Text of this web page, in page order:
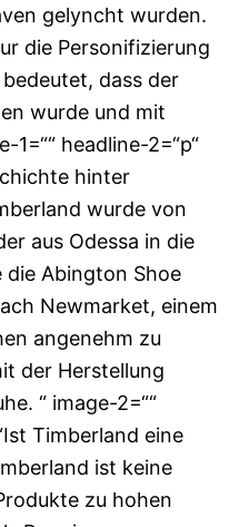
gelyncht wurden.
die Personifizierung
dass der
wurde und mit
headline-2=“p“
hinter
wurde von
aus Odessa in die
die Abington Shoe
Newmarket, einem
angenehm zu
der Herstellung
“ image-2=““
Timberland eine
ist keine
zu hohen